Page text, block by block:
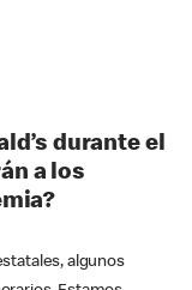
durante el
a los
algunos